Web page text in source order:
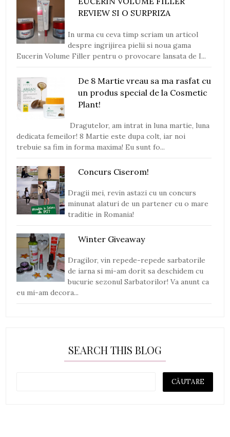
REVIEW SI O SURPRIZA
In urma cu ceva timp scriam un articol
despre ingrijirea pielii si noua gama
Eucerin Volume Filler pentru o provocare lansata de I...
De 8 Martie vreau sa ma rasfat cu
un produs special de la Cosmetic
Plant!
Dragutelor, am intrat in luna martie, luna
dedicata femeilor! 8 Martie este dupa colt, iar noi
trebuie sa fim in forma maxima! Eu sunt fo...
Concurs Ciserom!
Dragii mei, revin astazi cu un concurs
minunat alaturi de un partener cu o mare
traditie in Romania!
Winter Giveaway
Dragilor, vin repede-repede sarbatorile
de iarna si mi-am dorit sa deschidem cu
bucurie sezonul Sarbatorilor! Va anunt ca
eu mi-am decora...
SEARCH THIS BLOG